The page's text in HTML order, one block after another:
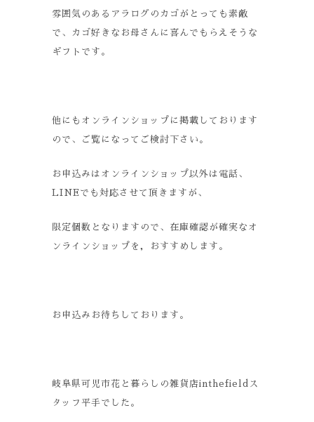
雰囲気のあるアラログのカゴがとっても素敵
で、カゴ好きなお母さんに喜んでもらえそうな
ギフトです。
他にもオンラインショップに掲載しております
ので、ご覧になってご検討下さい。
お申込みはオンラインショップ以外は電話、
LINEでも対応させて頂きますが、
限定個数となりますので、在庫確認が確実なオ
ンラインショップを，おすすめします。
お申込みお待ちしております。
岐阜県可児市花と暮らしの雑貨店inthefieldス
タッフ平手でした。